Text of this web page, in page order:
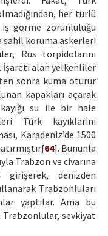
her türlü
görme zorunluluğu
sahil koruma askerleri
Rus torpidolarını
alan yelkenliler
sonra kuma oturur
kapakları açarak
su ile bir hale
Türk kayıklarını
Karadeniz’de 1500
64]. Bununla
Trabzon ve civarına
denizden
Trabzonluları
yaptılar. Ama bu
Trabzonlular, sevkiyat